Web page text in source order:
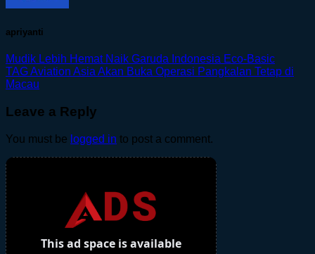
apriyanti
Mudik Lebih Hemat Naik Garuda Indonesia Eco-Basic
TAG Aviation Asia Akan Buka Operasi Pangkalan Tetap di
Macau
Leave a Reply
You must be logged in to post a comment.